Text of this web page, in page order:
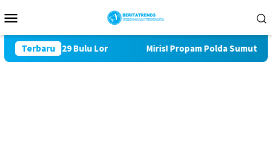
ke
Mobile
Terbaru
ke 129 Bulu Lor Miris! Propam Polda Sumut dan